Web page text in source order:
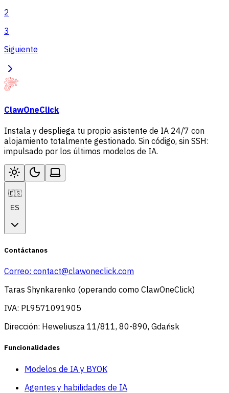
2
3
Siguiente
ClawOneClick
Instala y despliega tu propio asistente de IA 24/7 con
alojamiento totalmente gestionado. Sin código, sin SSH:
impulsado por los últimos modelos de IA.
🇪🇸
ES
Contáctanos
Correo: contact@clawoneclick.com
Taras Shynkarenko (operando como ClawOneClick)
IVA: PL9571091905
Dirección: Heweliusza 11/811, 80-890, Gdańsk
Funcionalidades
Modelos de IA y BYOK
Agentes y habilidades de IA